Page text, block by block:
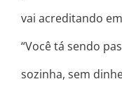
vai acreditando
“Você tá sendo
sozinha, sem